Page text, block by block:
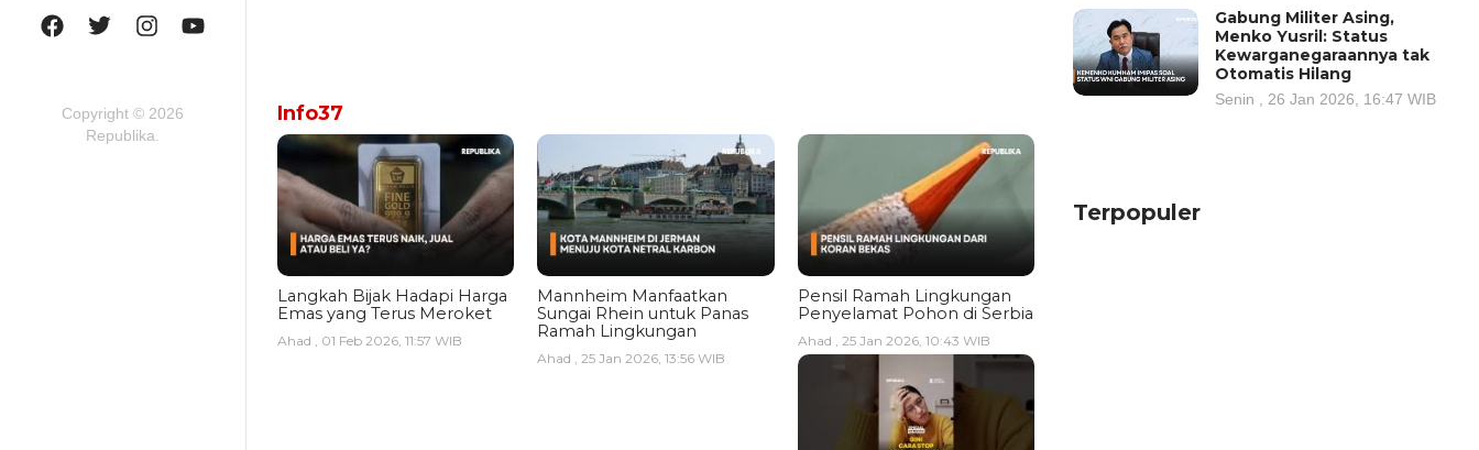
Copyright © 2026
Republika.
Info37
Langkah Bijak Hadapi Harga
Emas yang Terus Meroket
Ahad , 01 Feb 2026, 11:57 WIB
Mannheim Manfaatkan
Sungai Rhein untuk Panas
Ramah Lingkungan
Ahad , 25 Jan 2026, 13:56 WIB
Pensil Ramah Lingkungan
Penyelamat Pohon di Serbia
Ahad , 25 Jan 2026, 10:43 WIB
Gabung Militer Asing,
Menko Yusril: Status
Kewarganegaraannya tak
Otomatis Hilang
Senin , 26 Jan 2026, 16:47 WIB
Terpopuler